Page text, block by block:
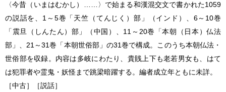
〈今昔（いまはむかし）……〉で始まる和漢混交文で書かれた1059
の説話を、1～5巻「天竺（てんじく）部」（インド）、6～10巻
「震旦（しんたん）部」（中国）、11～20巻「本朝（日本）仏法
部」、21～31巻「本朝世俗部」の31巻で構成。このうち本朝仏法・
世俗部を収録。内容は多岐にわたり、貴賎上下も老若男女も、はて
は犯罪者や霊鬼・妖怪まで跳梁暗躍する。編者成立年ともに未詳。
［中古］［説話］